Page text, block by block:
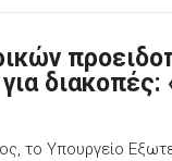
διακοπές:
το Υπουργείο